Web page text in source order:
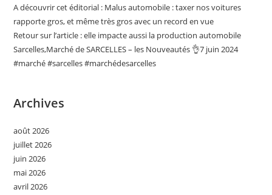
A découvrir cet éditorial : Malus automobile : taxer nos voitures
rapporte gros, et même très gros avec un record en vue
Retour sur l’article : elle impacte aussi la production automobile
Sarcelles,Marché de SARCELLES – les Nouveautés 👌7 juin 2024
#marché #sarcelles #marchédesarcelles
Archives
août 2026
juillet 2026
juin 2026
mai 2026
avril 2026